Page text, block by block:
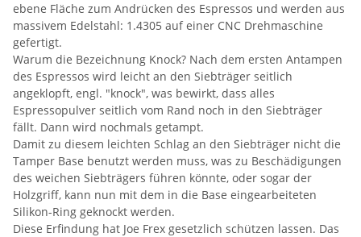
ebene Fläche zum Andrücken des Espressos und werden aus
massivem Edelstahl: 1.4305 auf einer CNC Drehmaschine
gefertigt.
Warum die Bezeichnung Knock? Nach dem ersten Antampen
des Espressos wird leicht an den Siebträger seitlich
angeklopft, engl. "knock", was bewirkt, dass alles
Espressopulver seitlich vom Rand noch in den Siebträger
fällt. Dann wird nochmals getampt.
Damit zu diesem leichten Schlag an den Siebträger nicht die
Tamper Base benutzt werden muss, was zu Beschädigungen
des weichen Siebträgers führen könnte, oder sogar der
Holzgriff, kann nun mit dem in die Base eingearbeiteten
Silikon-Ring geknockt werden.
Diese Erfindung hat Joe Frex gesetzlich schützen lassen. Das